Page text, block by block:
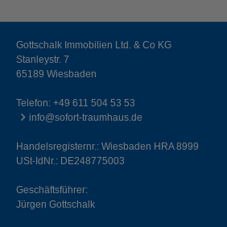
Gottschalk Immobilien Ltd. & Co KG
Stanleystr. 7
65189 Wiesbaden
Telefon: +49 611 504 53 53
info@sofort-traumhaus.de
Handelsregisternr.: Wiesbaden HRA 8999
USt-IdNr.: DE248775003
Geschäftsführer:
Jürgen Gottschalk